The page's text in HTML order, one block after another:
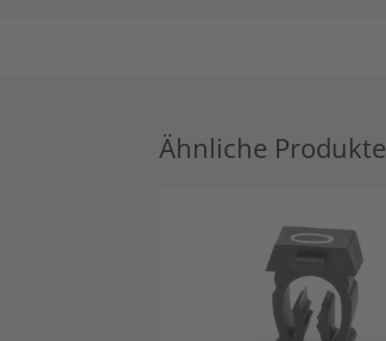
Ähnliche Produkte